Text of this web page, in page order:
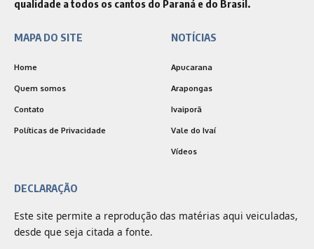
qualidade a todos os cantos do Paraná e do Brasil.
MAPA DO SITE
Home
Quem somos
Contato
Políticas de Privacidade
NOTÍCIAS
Apucarana
Arapongas
Ivaiporã
Vale do Ivaí
Vídeos
DECLARAÇÃO
Este site permite a reprodução das matérias aqui veiculadas,
desde que seja citada a fonte.